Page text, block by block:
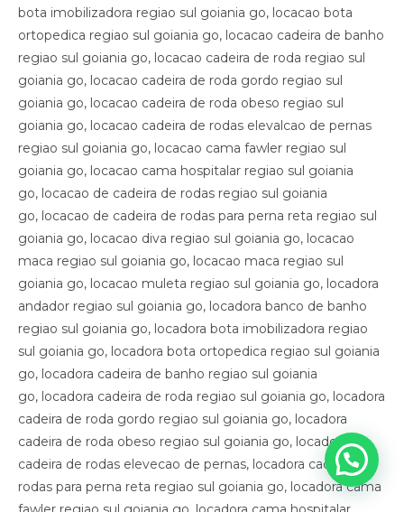
bota imobilizadora regiao sul goiania go, locacao bota
ortopedica regiao sul goiania go, locacao cadeira de banho
regiao sul goiania go, locacao cadeira de roda regiao sul
goiania go, locacao cadeira de roda gordo regiao sul
goiania go, locacao cadeira de roda obeso regiao sul
goiania go, locacao cadeira de rodas elevalcao de pernas
regiao sul goiania go, locacao cama fawler regiao sul
goiania go, locacao cama hospitalar regiao sul goiania
go, locacao de cadeira de rodas regiao sul goiania
go, locacao de cadeira de rodas para perna reta regiao sul
goiania go, locacao diva regiao sul goiania go, locacao
maca regiao sul goiania go, locacao maca regiao sul
goiania go, locacao muleta regiao sul goiania go, locadora
andador regiao sul goiania go, locadora banco de banho
regiao sul goiania go, locadora bota imobilizadora regiao
sul goiania go, locadora bota ortopedica regiao sul goiania
go, locadora cadeira de banho regiao sul goiania
go, locadora cadeira de roda regiao sul goiania go, locadora
cadeira de roda gordo regiao sul goiania go, locadora
cadeira de roda obeso regiao sul goiania go, locadora
cadeira de rodas elevecao de pernas, locadora cadeira de
rodas para perna reta regiao sul goiania go, locadora cama